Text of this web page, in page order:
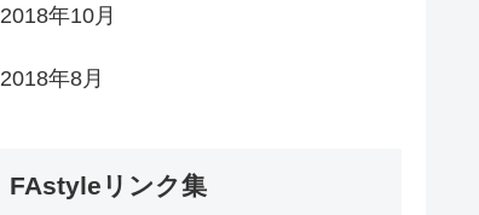
2018年10月
2018年8月
FAstyleリンク集